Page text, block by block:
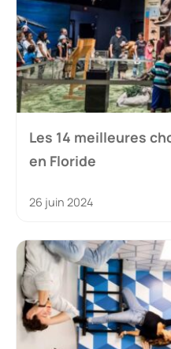
Les 14 meilleures
en Floride
26 juin 2024